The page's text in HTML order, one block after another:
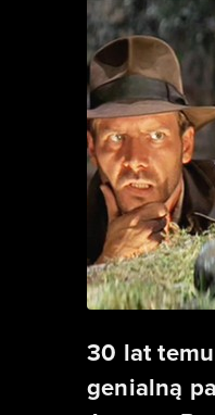
30 lat
genialną